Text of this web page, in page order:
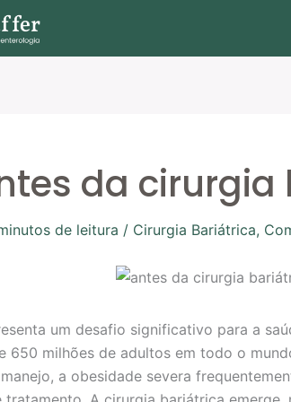
da
de leitura / Cirurgia Bariátrica,
um desafio significativo para a
650 milhões de adultos em todo o
a obesidade severa